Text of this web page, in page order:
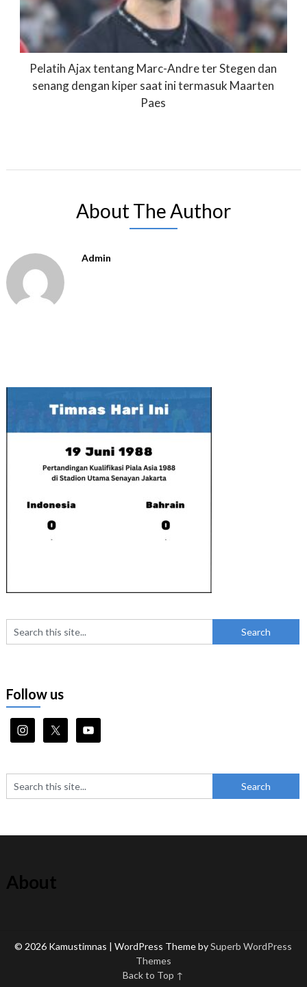
Pelatih Ajax tentang Marc-Andre ter Stegen dan
senang dengan kiper saat ini termasuk Maarten
Paes
About The Author
Admin
Follow us
About
© 2026 Kamustimnas | WordPress Theme bySuperb WordPress
Themes
Back to Top ↑